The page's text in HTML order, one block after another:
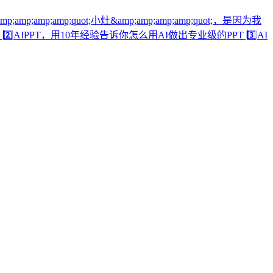
小灶&amp;amp;amp;amp;quot;，是因为我
，用10年经验告诉你怎么用AI做出专业级的PPT 3️⃣AI